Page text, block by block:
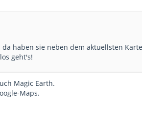
haben sie neben dem aktuellsten
geht's!
Magic Earth.
Maps.